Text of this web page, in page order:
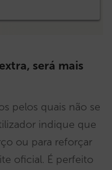
será mais
pelos quais não se
indique que
ou para reforçar
oficial. É perfeito